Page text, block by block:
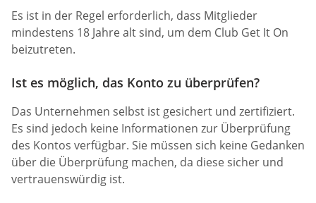
Es ist in der Regel erforderlich, dass Mitglieder
mindestens 18 Jahre alt sind, um dem Club Get It On
beizutreten.
Ist es möglich, das Konto zu überprüfen?
Das Unternehmen selbst ist gesichert und zertifiziert.
Es sind jedoch keine Informationen zur Überprüfung
des Kontos verfügbar. Sie müssen sich keine Gedanken
über die Überprüfung machen, da diese sicher und
vertrauenswürdig ist.